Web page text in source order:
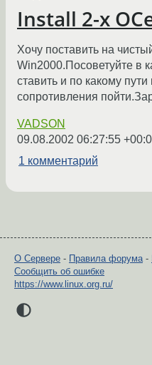
Install 2-х
Хочу поставить на
Win2000.Посоветуйте в
ставить и по какому
сопротивления
VADSON
09.08.2002 06:27:55
1 комментарий
О Сервере - Правила форума-
Сообщить об ошибке
https://www.linux.org.ru/